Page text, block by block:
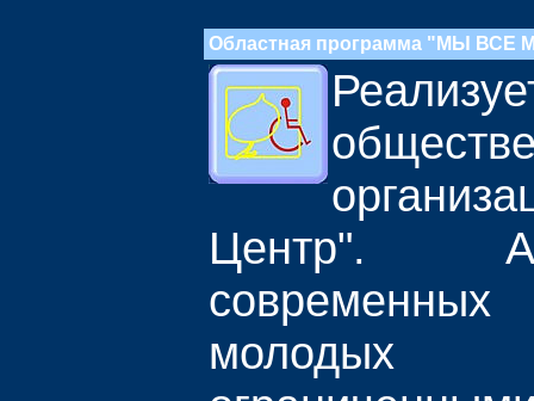
Областная программа "МЫ ВСЕ
Центр".
современных